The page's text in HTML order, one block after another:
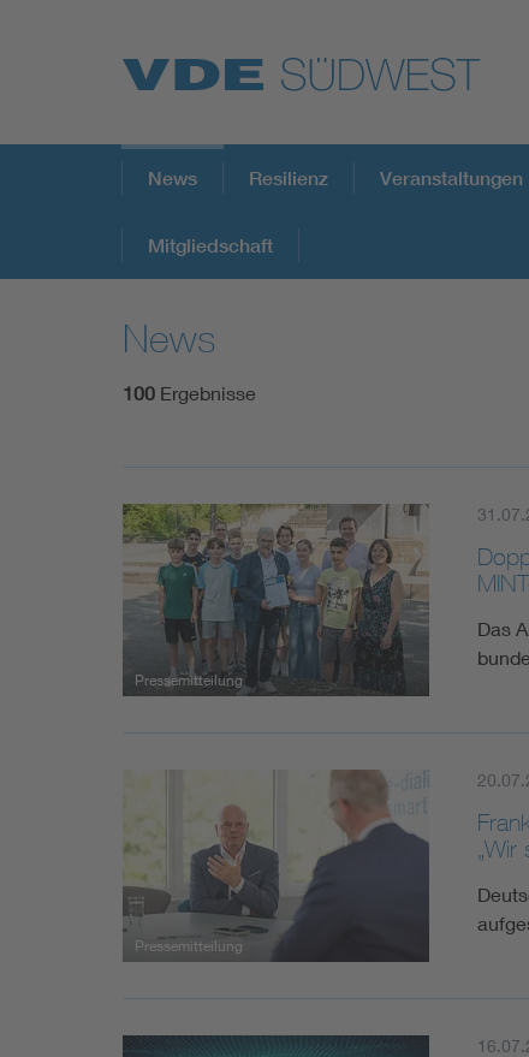
Top Themen
Weitere Themen
News Resilienz Veranstaltungen
Mitgliedschaft
News
100 Ergebnisse
Pressemitteilung
Das
Pressemitteilung
„Wir